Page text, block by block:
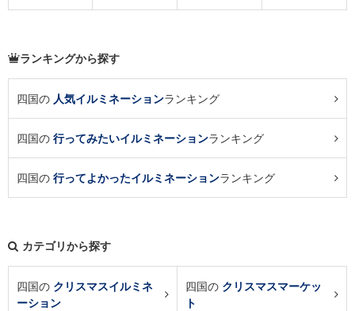
ランキングから探す
四国の 人気イルミネーションランキング
四国の 行ってみたいイルミネーションランキング
四国の 行ってよかったイルミネーションランキング
カテゴリから探す
四国の クリスマスイルミネ
ーション
四国の クリスマスマーケッ
ト